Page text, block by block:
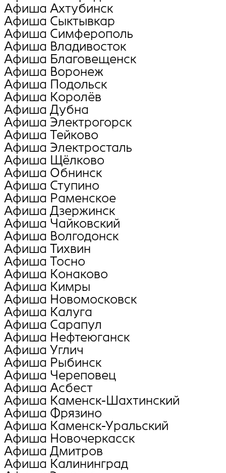
Афиша Ахтубинск
Афиша Сыктывкар
Афиша Симферополь
Афиша Владивосток
Афиша Благовещенск
Афиша Воронеж
Афиша Подольск
Афиша Королёв
Афиша Дубна
Афиша Электрогорск
Афиша Тейково
Афиша Электросталь
Афиша Щёлково
Афиша Обнинск
Афиша Ступино
Афиша Раменское
Афиша Дзержинск
Афиша Чайковский
Афиша Волгодонск
Афиша Тихвин
Афиша Тосно
Афиша Конаково
Афиша Кимры
Афиша Новомосковск
Афиша Калуга
Афиша Сарапул
Афиша Нефтеюганск
Афиша Углич
Афиша Рыбинск
Афиша Череповец
Афиша Асбест
Афиша Каменск-Шахтинский
Афиша Фрязино
Афиша Каменск-Уральский
Афиша Новочеркасск
Афиша Дмитров
Афиша Калининград